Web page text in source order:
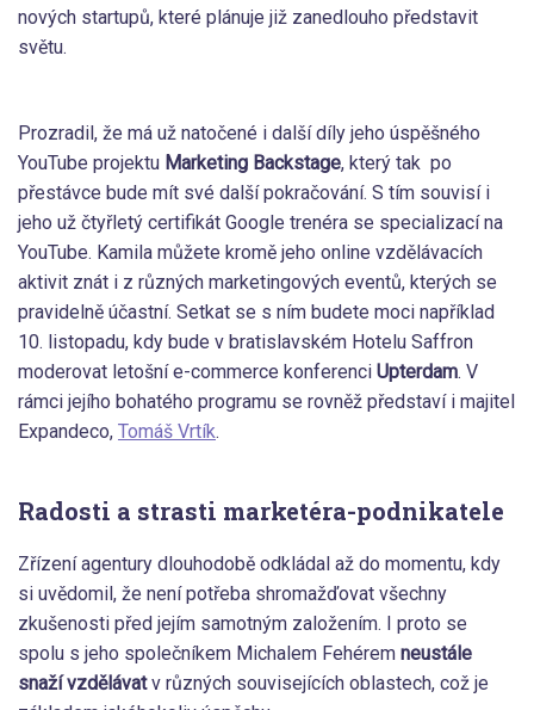
nových startupů, které plánuje již zanedlouho představit
světu.
Prozradil, že má už natočené i další díly jeho úspěšného
YouTube projektu Marketing Backstage, který tak po
přestávce bude mít své další pokračování. S tím souvisí i
jeho už čtyřletý certifikát Google trenéra se specializací na
YouTube. Kamila můžete kromě jeho online vzdělávacích
aktivit znát i z různých marketingových eventů, kterých se
pravidelně účastní. Setkat se s ním budete moci například
10. listopadu, kdy bude v bratislavském Hotelu Saffron
moderovat letošní e-commerce konferenci Upterdam. V
rámci jejího bohatého programu se rovněž představí i majitel
Expandeco, Tomáš Vrtík.
Radosti a strasti marketéra-podnikatele
Zřízení agentury dlouhodobě odkládal až do momentu, kdy
si uvědomil, že není potřeba shromažďovat všechny
zkušenosti před jejím samotným založením. I proto se
spolu s jeho společníkem Michalem Fehérem neustále
snaží vzdělávatv různých souvisejících oblastech, což je